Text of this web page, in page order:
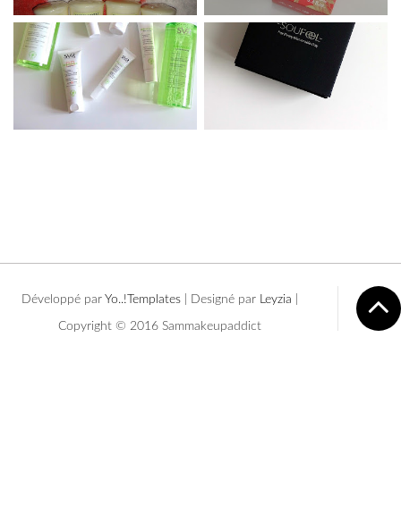
Développé par Yo..!Templates | Designé par Leyzia
Copyright © 2016 Sammakeupaddict